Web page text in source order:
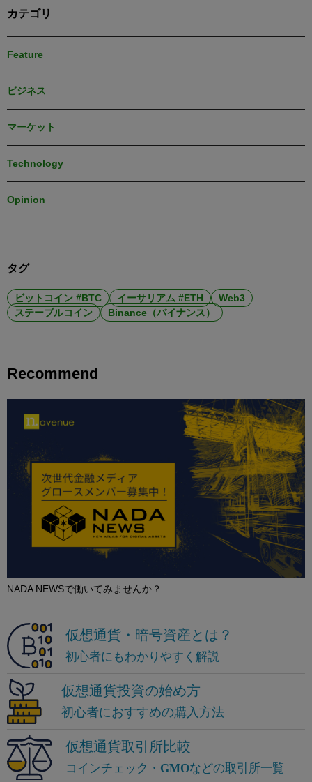
カテゴリ
Feature
ビジネス
マーケット
Technology
Opinion
タグ
ビットコイン #BTC イーサリアム #ETH
Web3
ステーブルコイン
Binance（バイナンス）
Recommend
NADA NEWSで働いてみませんか？